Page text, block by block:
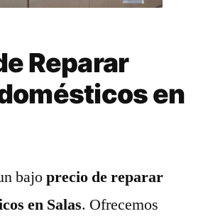
Reparar
en
bajoprecio de reparar
en Salas. Ofrecemos